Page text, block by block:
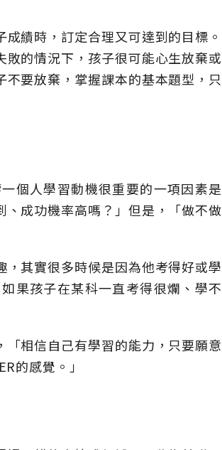
績時，訂定合理又可達到的目標。
的情況下，孩子很可能心生放棄或
要放棄，掌握課本的基本題型，只
個人學習動機很重要的一項因素是
、成功機率高嗎？」但是，「做不做
其實很多時候是因為他考得好或學
果孩子在某科一直考得很爛、學不
相信自己有學習的能力，只要願意
的感覺。」